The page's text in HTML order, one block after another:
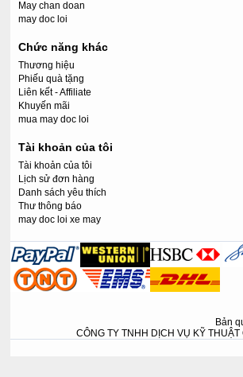
May chan doan
may doc loi
Chức năng khác
Thương hiệu
Phiếu quà tặng
Liên kết - Affiliate
Khuyến mãi
mua may doc loi
Tài khoản của tôi
Tài khoản của tôi
Lịch sử đơn hàng
Danh sách yêu thích
Thư thông báo
may doc loi xe may
Bản
CÔNG TY TNHH DỊCH VỤ KỸ